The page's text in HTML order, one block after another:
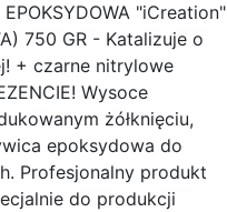
"iCreation"
750 GR - Katalizuje o
+ czarne nitrylowe
Wysoce
żółknięciu,
epoksydowa do
Profesjonalny produkt
do produkcji